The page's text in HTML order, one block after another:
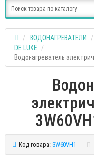
ВОДОНАГРЕВАТЕЛИ
DE LUXE
Водонагреватель
Код товара: 3W60VH1